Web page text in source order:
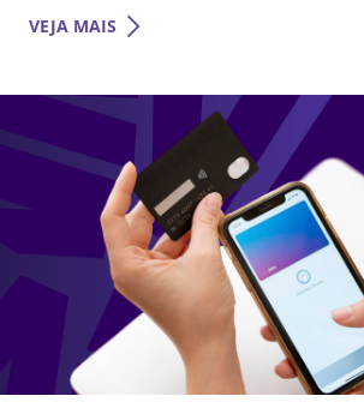
Desenvolvendo uma